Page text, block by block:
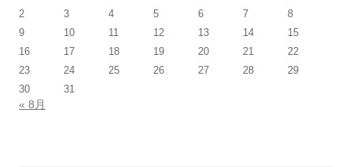
2
3 4 5 6 7
8
9
10 11 12 13 14
15
16
17 18 19 20 21
22
23
24 25 26 27 28
29
30
31
« 8月